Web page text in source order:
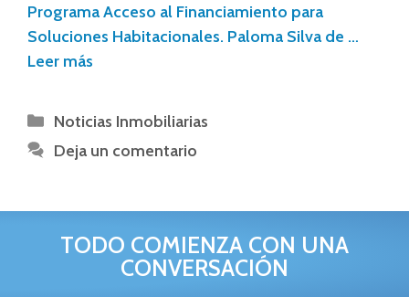
Programa Acceso al Financiamiento para
Soluciones Habitacionales. Paloma Silva de …
Leer más
Noticias Inmobiliarias
Deja un comentario
TODO COMIENZA CON UNA
CONVERSACIÓN